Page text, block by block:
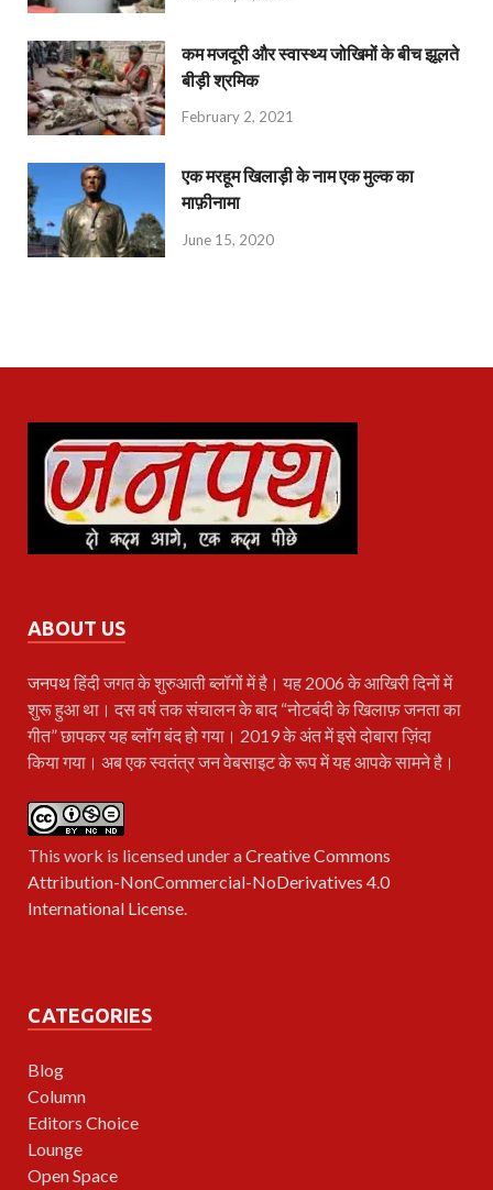
कम मजदूरी और स्वास्थ्य जोखिमों के बीच झूलते
बीड़ी श्रमिक
February 2, 2021
एक मरहूम खिलाड़ी के नाम एक मुल्क का
माफ़ीनामा
June 15, 2020
ABOUT US
जनपथहिंदी जगत के शुरुआती ब्लॉगों में है। यह 2006 के आखिरी दिनों में
शुरू हुआ था। दस वर्ष तक संचालन के बाद “नोटबंदी के खिलाफ़ जनता का
गीत” छापकर यह ब्लॉग बंद हो गया। 2019 के अंत में इसे दोबारा ज़िंदा
किया गया। अब एक स्वतंत्र जन वेबसाइट के रूप में यह आपके सामने है।
This work is licensed under aCreative Commons
Attribution-NonCommercial-NoDerivatives 4.0
International License.
CATEGORIES
Blog
Column
Editors Choice
Lounge
Open Space